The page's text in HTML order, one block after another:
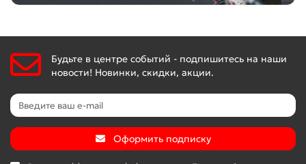
Будьте в центре событий - подпишитесь на наши
новости! Новинки, скидки, акции.
Оформить подписку